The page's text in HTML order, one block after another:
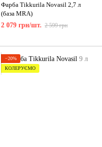
Фарба Tikkurila Novasil 2,7 л
(база MRA)
2 079 грн/шт. 2 599 грн
−20%
КОЛЕРУЄМО